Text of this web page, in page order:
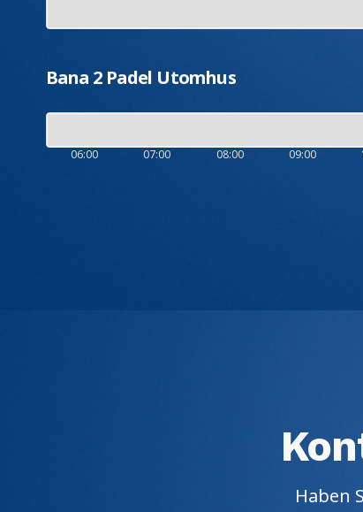
Bana 2 Padel Utomhus
06:00 07:00 08:00 09:00
Haben